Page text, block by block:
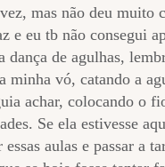
mas não deu
e eu tb não consegui
dança de agulhas,
minha vó, catando a
achar, colocando o
Se ela estivesse
aulas e passar a